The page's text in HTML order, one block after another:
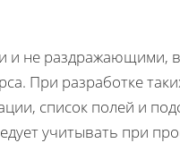
и не раздражающими,
При разработке
список полей и
учитывать при